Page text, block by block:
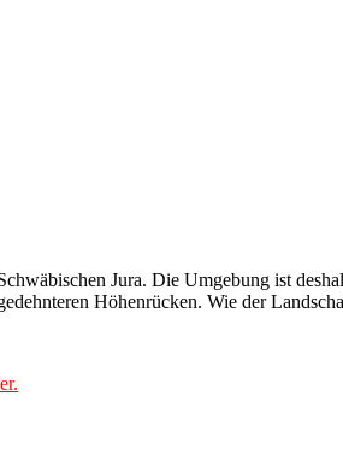
Jura. Die Umgebung ist
Höhenrücken. Wie der